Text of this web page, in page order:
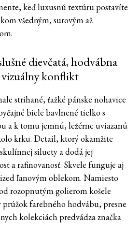
keď luxusnú textúru postavíte
všedným, surovým až
dievčatá, hodvábna
vizuálny konflikt
strihané, ťažké pánske nohavice
biele bavlnené tielko s
a k tomu jemnú, ležérne uviazanú
krku. Detail, ktorý okamžite
siluety a dodá jej
a rafinovanosť. Skvele funguje aj
ľanovým oblekom. Namiesto
rozopnutým golierom košele
farebného hodvábu, presne
kolekciách predvádza značka